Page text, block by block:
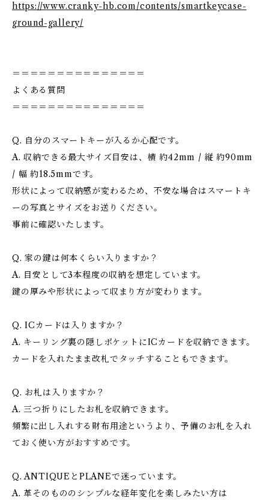
https://www.cranky-hb.com/contents/smartkeycase-
ground-gallery/
＝＝＝＝＝＝＝＝＝＝＝＝＝＝＝
よくある質問
＝＝＝＝＝＝＝＝＝＝＝＝＝＝＝
Q. 自分のスマートキーが入るか心配です。
A. 収納できる最大サイズ目安は、横 約42mm / 縦 約90mm
/ 幅 約18.5mmです。
形状によって収納感が変わるため、不安な場合はスマートキ
ーの写真とサイズをお送りください。
事前に確認いたします。
Q. 家の鍵は何本くらい入りますか？
A. 目安として3本程度の収納を想定しています。
鍵の厚みや形状によって収まり方が変わります。
Q. ICカードは入りますか？
A. キーリング裏の隠しポケットにICカードを収納できます。
カードを入れたまま改札でタッチすることもできます。
Q. お札は入りますか？
A. 三つ折りにしたお札を収納できます。
頻繁に出し入れする財布用途というより、予備のお札を入れ
ておく使い方がおすすめです。
Q. ANTIQUEとPLANEで迷っています。
A. 革そのもののシンプルな経年変化を楽しみたい方は